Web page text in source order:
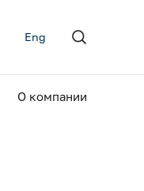
Eng
О компании